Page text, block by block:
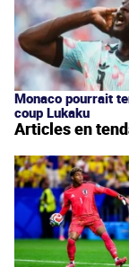
Monaco pourrait
coup Lukaku
Articles en